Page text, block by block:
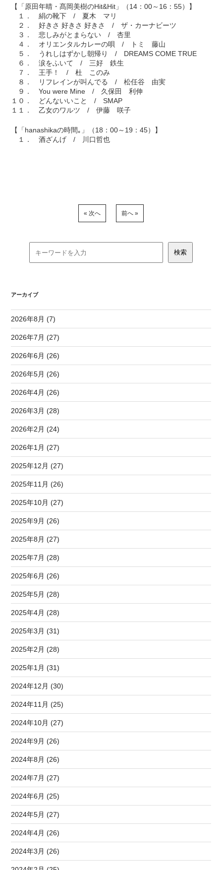
【「原田年晴・髙岡美樹のHit&Hit」（14：00～16：55）】
１． 絹の靴下 / 夏木 マリ
２． 好きさ 好きさ 好きさ / ザ・カーナビーツ
３． 悲しみがとまらない / 杏里
４． オリエンタルカレーの唄 / トミ 藤山
５． うれしはずかし朝帰り / DREAMS COME TRUE
６． 涙をふいて / 三好 鉄生
７． 王手！ / 杜 このみ
８． リフレインが叫んでる / 松任谷 由実
９． You were Mine / 久保田 利伸
１０． どんないいこと / SMAP
１１． 乙女のワルツ / 伊藤 咲子
【「hanashikaの時間｡」（18：00～19：45）】
１． 酒ざんげ / 川口哲也
« 次へ 前へ »
アーカイブ
2026年8月 (7)
2026年7月 (27)
2026年6月 (26)
2026年5月 (26)
2026年4月 (26)
2026年3月 (28)
2026年2月 (24)
2026年1月 (27)
2025年12月 (27)
2025年11月 (26)
2025年10月 (27)
2025年9月 (26)
2025年8月 (27)
2025年7月 (28)
2025年6月 (26)
2025年5月 (28)
2025年4月 (28)
2025年3月 (31)
2025年2月 (28)
2025年1月 (31)
2024年12月 (30)
2024年11月 (25)
2024年10月 (27)
2024年9月 (26)
2024年8月 (26)
2024年7月 (27)
2024年6月 (25)
2024年5月 (27)
2024年4月 (26)
2024年3月 (26)